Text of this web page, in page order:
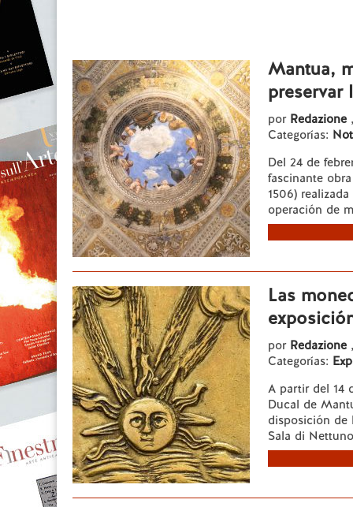
Mantua,
preservar
por Redazione
Categorías:
Del 24 de
fascinante
1506)
operación de
Las
por Redazione
Categorías:
A partir del 14
Ducal de
disposición de
Sala di